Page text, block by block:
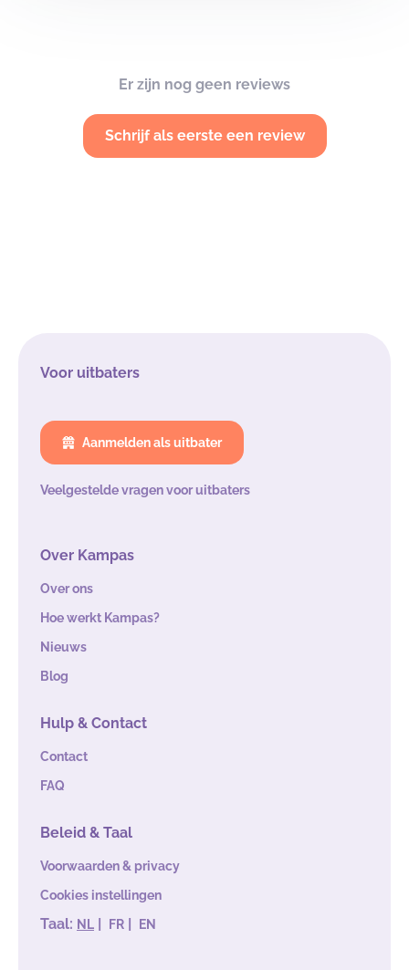
Er zijn nog geen reviews
Schrijf als eerste een review
Voor uitbaters
Aanmelden als uitbater
Veelgestelde vragen voor uitbaters
Over Kampas
Over ons
Hoe werkt Kampas?
Nieuws
Blog
Hulp & Contact
Contact
FAQ
Beleid & Taal
Voorwaarden & privacy
Cookies instellingen
Taal: NL | FR | EN